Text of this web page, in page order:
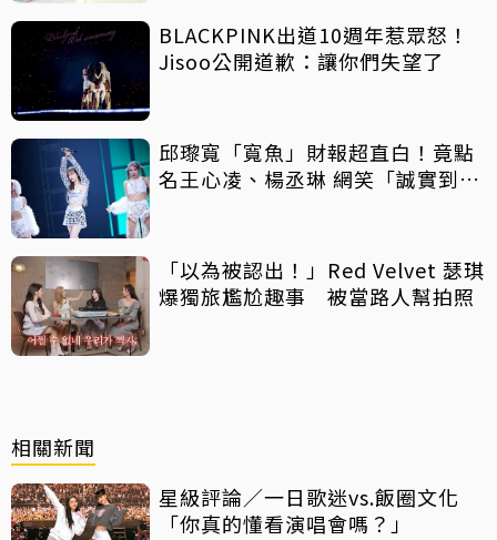
BLACKPINK出道10週年惹眾怒！
Jisoo公開道歉：讓你們失望了
邱瓈寬「寬魚」財報超直白！竟點
名王心凌、楊丞琳 網笑「誠實到不
「以為被認出！」Red Velvet 瑟琪
爆獨旅尷尬趣事 被當路人幫拍照
相關新聞
星級評論／一日歌迷vs.飯圈文化
「你真的懂看演唱會嗎？」